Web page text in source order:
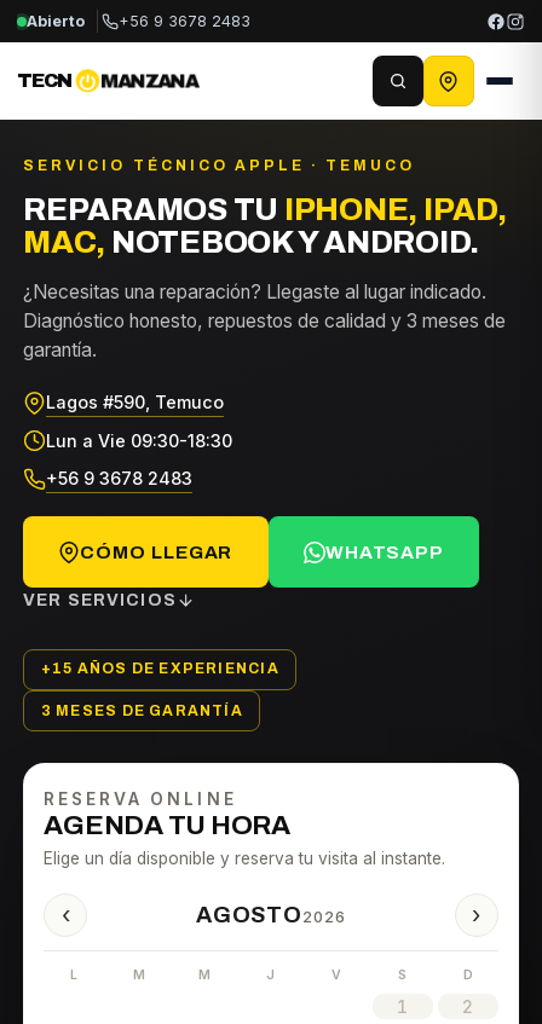
Abierto +56 9 3678 2483
TECN MANZANA
SERVICIO TÉCNICO APPLE · TEMUCO
REPARAMOS TU
IPHONE, IPAD,
MAC, NOTEBOOK Y ANDROID.
¿Necesitas una reparación? Llegaste al lugar indicado.
Diagnóstico honesto, repuestos de calidad y 3 meses de
garantía.
Lagos #590, Temuco
Lun a Vie 09:30-18:30
+56 9 3678 2483
CÓMO LLEGAR WHATSAPP
VER SERVICIOS
+15 AÑOS DE EXPERIENCIA
3 MESES DE GARANTÍA
RESERVA ONLINE
AGENDA TU HORA
Elige un día disponible y reserva tu visita al instante.
‹ AGOSTO 2026 ›
L M M J V S D
1
2